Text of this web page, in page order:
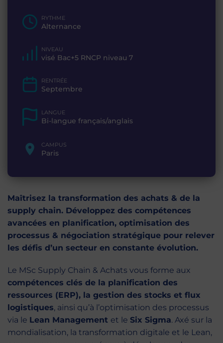
RYTHME
Alternance
NIVEAU
visé Bac+5 RNCP niveau 7
RENTRÉE
Septembre
LANGUE
Bi-langue français/anglais
CAMPUS
Paris
Maîtrisez la transformation des achats & de la
supply chain. Développez des compétences
avancées en planification, optimisation des
processus & négociation stratégique pour relever
les défis d’un secteur en constante évolution.
Le MSc Supply Chain & Achats vous forme aux
compétences clés de la planification des
ressources (ERP), la gestion des stocks et flux
logistiques, ainsi qu’à l’optimisation des processus
via le Lean Management et le Six Sigma. Axé sur la
mondialisation, la transformation digitale et le Lean,